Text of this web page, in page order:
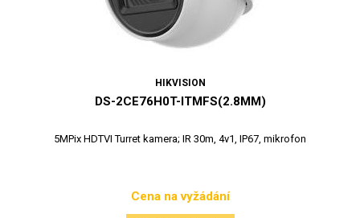
HIKVISION
DS-2CE76H0T-ITMFS(2.8MM)
5MPix HDTVI Turret kamera; IR 30m, 4v1, IP67, mikrofon
Cena
Cena na vyžádání